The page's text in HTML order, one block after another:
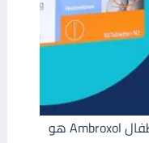
امبروكسول نقط للرضع وشراب للاطفال Ambroxol هو